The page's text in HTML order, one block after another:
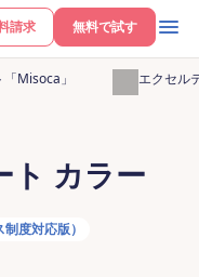
無料で試す
請求
Misoca」 無料エクセ
ト カラー
度対応版）